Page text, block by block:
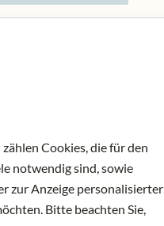
Cookies, die für den
notwendig sind, sowie
zur Anzeige personalisierter
Bitte beachten Sie,